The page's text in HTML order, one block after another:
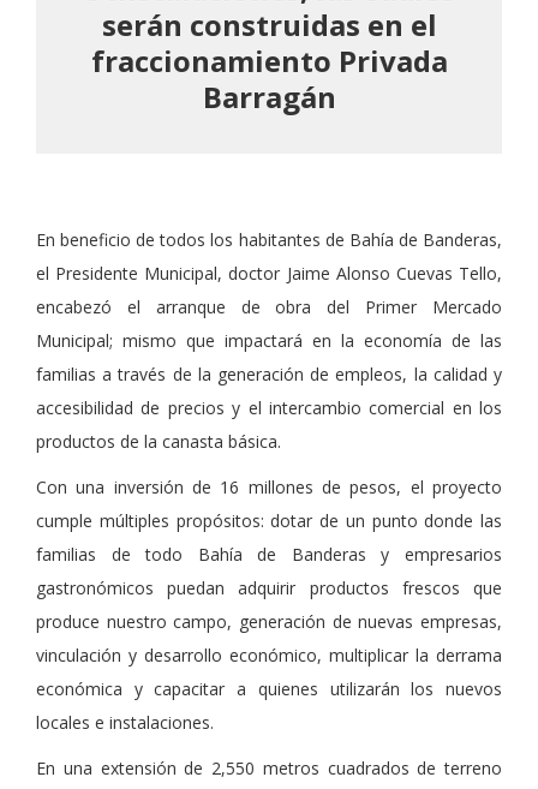
serán construidas en el
fraccionamiento Privada
Barragán
En beneficio de todos los habitantes de Bahía de Banderas,
el Presidente Municipal, doctor Jaime Alonso Cuevas Tello,
encabezó el arranque de obra del Primer Mercado
Municipal; mismo que impactará en la economía de las
familias a través de la generación de empleos, la calidad y
accesibilidad de precios y el intercambio comercial en los
productos de la canasta básica.
Con una inversión de 16 millones de pesos, el proyecto
cumple múltiples propósitos: dotar de un punto donde las
familias de todo Bahía de Banderas y empresarios
gastronómicos puedan adquirir productos frescos que
produce nuestro campo, generación de nuevas empresas,
vinculación y desarrollo económico, multiplicar la derrama
económica y capacitar a quienes utilizarán los nuevos
locales e instalaciones.
En una extensión de 2,550 metros cuadrados de terreno